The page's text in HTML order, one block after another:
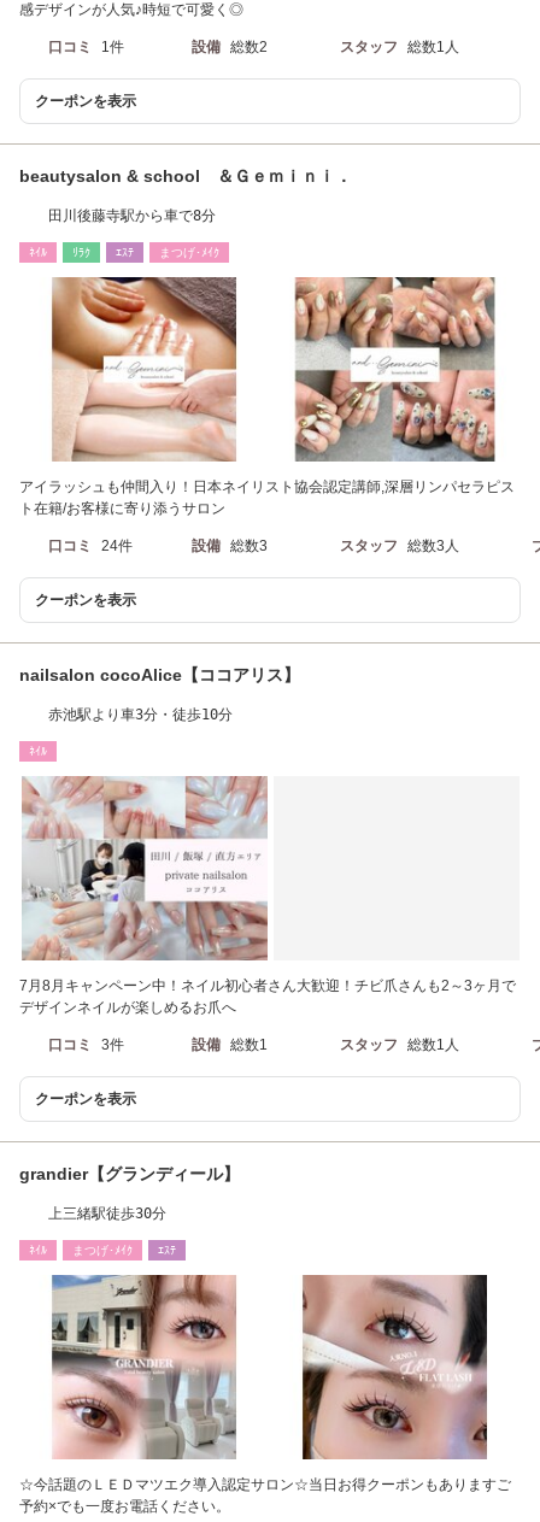
感デザインが人気♪時短で可愛く◎
口コミ 1件 設備 総数2 スタッフ 総数1人
クーポンを表示
beautysalon & school ＆Ｇｅｍｉｎｉ．
田川後藤寺駅から車で8分
ﾈｲﾙ ﾘﾗｸ ｴｽﾃ まつげ･ﾒｲｸ
アイラッシュも仲間入り！日本ネイリスト協会認定講師,深層リンパセラピス
ト在籍/お客様に寄り添うサロン
口コミ 24件 設備 総数3 スタッフ 総数3人
クーポンを表示
nailsalon cocoAlice【ココアリス】
赤池駅より車3分・徒歩10分
ﾈｲﾙ
7月8月キャンペーン中！ネイル初心者さん大歓迎！チビ爪さんも2～3ヶ月で
デザインネイルが楽しめるお爪へ
口コミ 3件 設備 総数1 スタッフ 総数1人
クーポンを表示
grandier【グランディール】
上三緒駅徒歩30分
ﾈｲﾙ まつげ･ﾒｲｸ ｴｽﾃ
☆今話題のＬＥＤマツエク導入認定サロン☆当日お得クーポンもありますご
予約×でも一度お電話ください。